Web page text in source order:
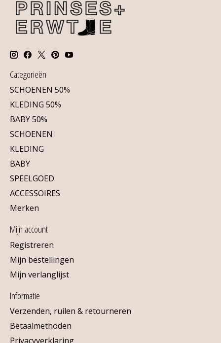
Categorieën
SCHOENEN 50%
KLEDING 50%
BABY 50%
SCHOENEN
KLEDING
BABY
SPEELGOED
ACCESSOIRES
Merken
Mijn account
Registreren
Mijn bestellingen
Mijn verlanglijst
Informatie
Verzenden, ruilen & retourneren
Betaalmethoden
Privacyverklaring